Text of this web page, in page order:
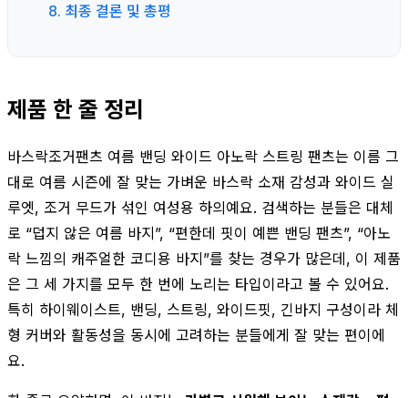
8. 최종 결론 및 총평
제품 한 줄 정리
바스락조거팬츠 여름 밴딩 와이드 아노락 스트링 팬츠는 이름 그
대로 여름 시즌에 잘 맞는 가벼운 바스락 소재 감성과 와이드 실
루엣, 조거 무드가 섞인 여성용 하의예요. 검색하는 분들은 대체
로 “덥지 않은 여름 바지”, “편한데 핏이 예쁜 밴딩 팬츠”, “아노
락 느낌의 캐주얼한 코디용 바지”를 찾는 경우가 많은데, 이 제품
은 그 세 가지를 모두 한 번에 노리는 타입이라고 볼 수 있어요.
특히 하이웨이스트, 밴딩, 스트링, 와이드핏, 긴바지 구성이라 체
형 커버와 활동성을 동시에 고려하는 분들에게 잘 맞는 편이에
요.